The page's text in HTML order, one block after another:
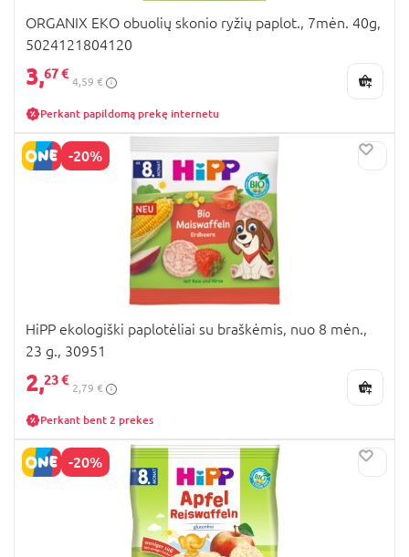
ORGANIX EKO obuolių skonio ryžių paplot., 7mėn. 40g,
5024121804120
3,67 €
4,59 €
Perkant papildomą prekę internetu
-20%
HiPP ekologiški paplotėliai su braškėmis, nuo 8 mėn.,
23 g., 30951
2,23 €
2,79 €
Perkant bent 2 prekes
-20%